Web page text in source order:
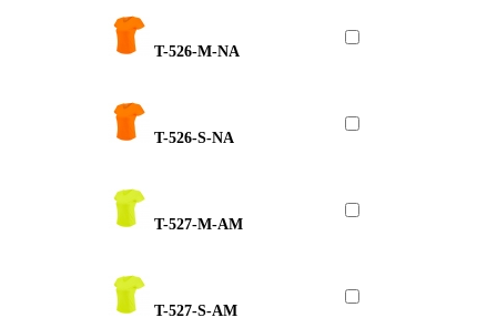
T-526-M-NA
T-526-S-NA
T-527-M-AM
T-527-S-AM